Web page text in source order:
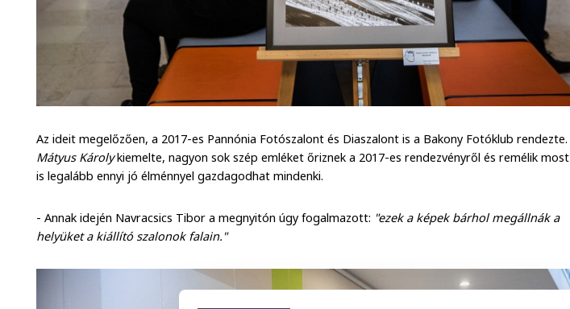
Az ideit megelőzően, a 2017-es Pannónia Fotószalont és Diaszalont is a Bakony Fotóklub rendezte.
Mátyus Károlykiemelte, nagyon sok szép emléket őriznek a 2017-es rendezvényről és remélik most
is legalább ennyi jó élménnyel gazdagodhat mindenki.
- Annak idején Navracsics Tibor a megnyitón úgy fogalmazott: "ezek a képek bárhol megállnák a
helyüket a kiállító szalonok falain."